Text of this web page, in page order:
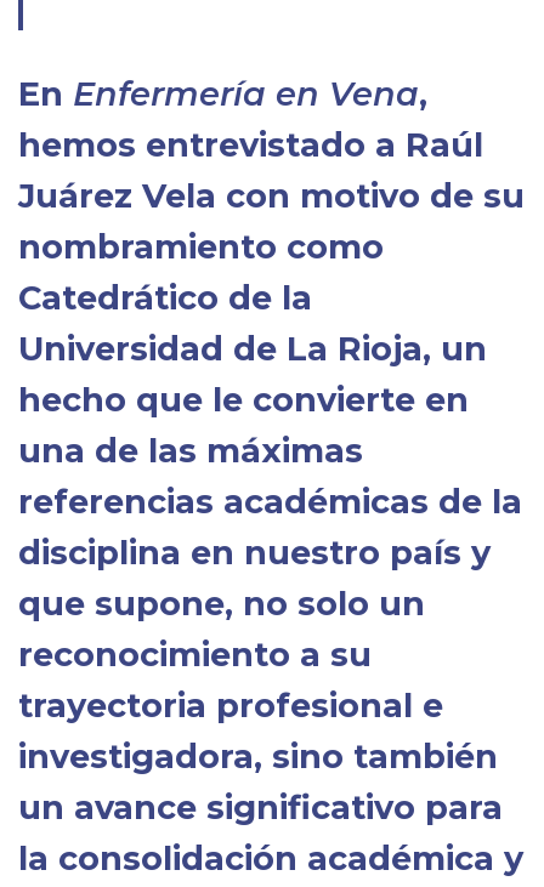
En Enfermería en Vena,
hemos entrevistado a Raúl
Juárez Vela con motivo de su
nombramiento como
Catedrático de la
Universidad de La Rioja, un
hecho que le convierte en
una de las máximas
referencias académicas de la
disciplina en nuestro país y
que supone, no solo un
reconocimiento a su
trayectoria profesional e
investigadora, sino también
un avance significativo para
la consolidación académica y